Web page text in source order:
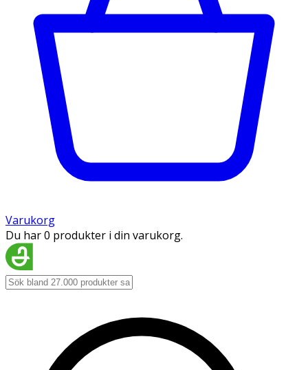
Varukorg
Du har 0 produkter i din varukorg.